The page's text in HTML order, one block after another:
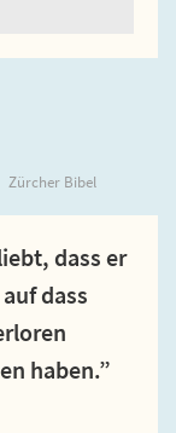
Zürcher Bibel
dass er
dass
haben.”